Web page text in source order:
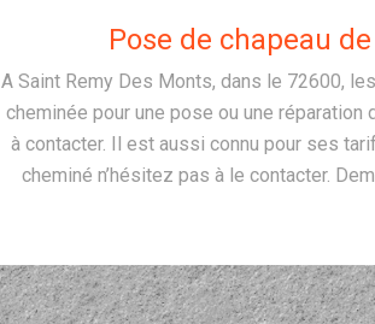
Pose de chapeau
A Saint Remy Des Monts, dans le 72600,
cheminée pour une pose ou une
à contacter. Il est aussi connu pour ses
cheminé n’hésitez pas à le contacter.